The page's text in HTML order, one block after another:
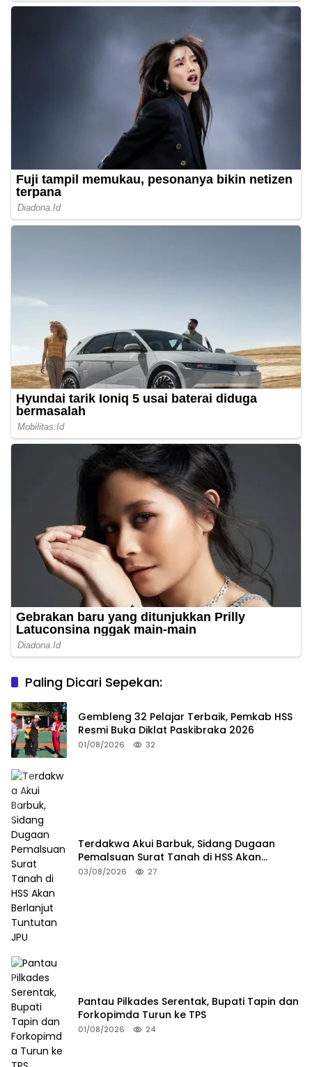
Paling Dicari Sepekan:
Gembleng 32 Pelajar Terbaik, Pemkab HSS
Resmi Buka Diklat Paskibraka 2026
01/08/2026 32
Terdakwa Akui Barbuk, Sidang Dugaan
Pemalsuan Surat Tanah di HSS Akan
Berlanjut Tuntutan JPU
03/08/2026 27
Pantau Pilkades Serentak, Bupati Tapin dan
Forkopimda Turun ke TPS
01/08/2026 24